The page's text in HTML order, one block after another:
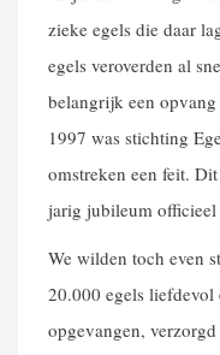
zieke egels die daar
egels veroverden al
belangrijk een
1997 was stichting
omstreken een feit.
jarig jubileum officieel
We wilden toch even
20.000 egels liefdevol
opgevangen,